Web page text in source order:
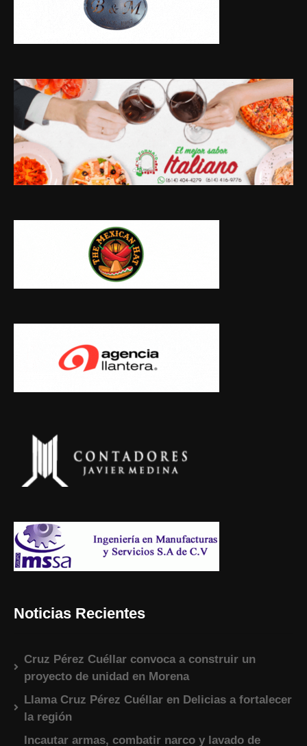
Noticias Recientes
Cruz Pérez Cuéllar convoca a construir un
proyecto de unidad en Morena
Llama Cruz Pérez Cuéllar en Delicias a fortalecer
la región
Incautar armas, combatir narco y lavado de